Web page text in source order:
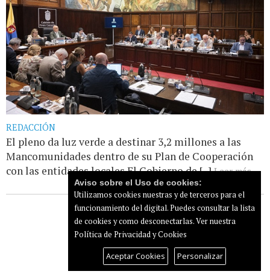
REDACCIÓN
El pleno da luz verde a destinar 3,2 millones a las
Mancomunidades dentro de su Plan de Cooperación
con las entidades locales El Gobierno de [...]Leer más...
Aviso sobre el Uso de cookies:
Utilizamos cookies nuestras y de terceros para el
funcionamiento del digital. Puedes consultar la lista
de cookies y como desconectarlas.Ver nuestra
Política de Privacidad y Cookies
Aceptar Cookies Personalizar